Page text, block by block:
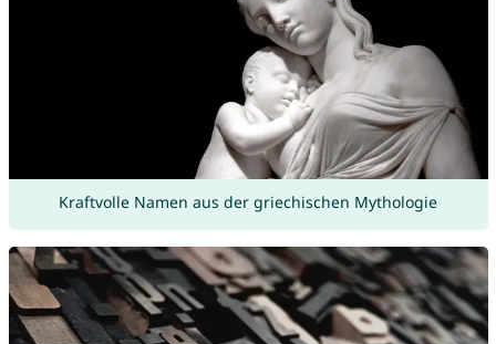
Kraftvolle Namen aus der griechischen Mythologie